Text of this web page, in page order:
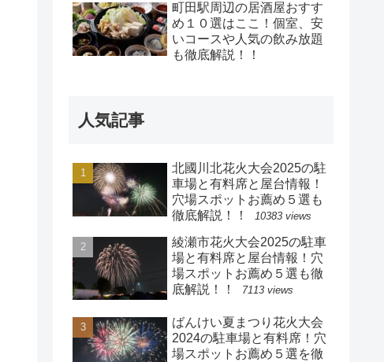
町田駅周辺の居酒屋おすす
め１０選はここ！個室、安
いコースや人気の飲み放題
も徹底解説！！
人気記事
北國川北花火大会2025の駐
車場と有料席と屋台情報！
穴場スポットお薦め５選も
徹底解説！！
10383 views
綾瀬市花火大会2025の駐車
場と有料席と屋台情報！穴
場スポットお薦め５選も徹
底解説！！
7113 views
ばんけい夏まつり花火大会
2024の駐車場と有料席！穴
場スポットお薦め５選を徹